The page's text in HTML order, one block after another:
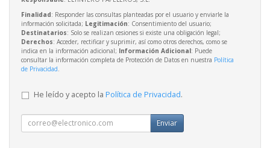
Finalidad: Responder las consultas planteadas por el usuario y enviarle la
información solicitada; Legitimación: Consentimiento del usuario;
Destinatarios: Solo se realizan cesiones si existe una obligación legal;
Derechos: Acceder, rectificar y suprimir, así como otros derechos, como se
indica en la información adicional; Información Adicional: Puede
consultar la información completa de Protección de Datos en nuestra Política
de Privacidad
He leído y acepto la Política de Privacidad.
Enviar